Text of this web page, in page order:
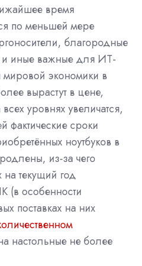
время
по меньшей мере
благородные
и иные важные для ИТ-
экономики в
вырастут в цене,
уровнях увеличатся,
фактические сроки
ноутбуков в
из-за чего
текущий год
(в особенности
поставках на них
настольные не более